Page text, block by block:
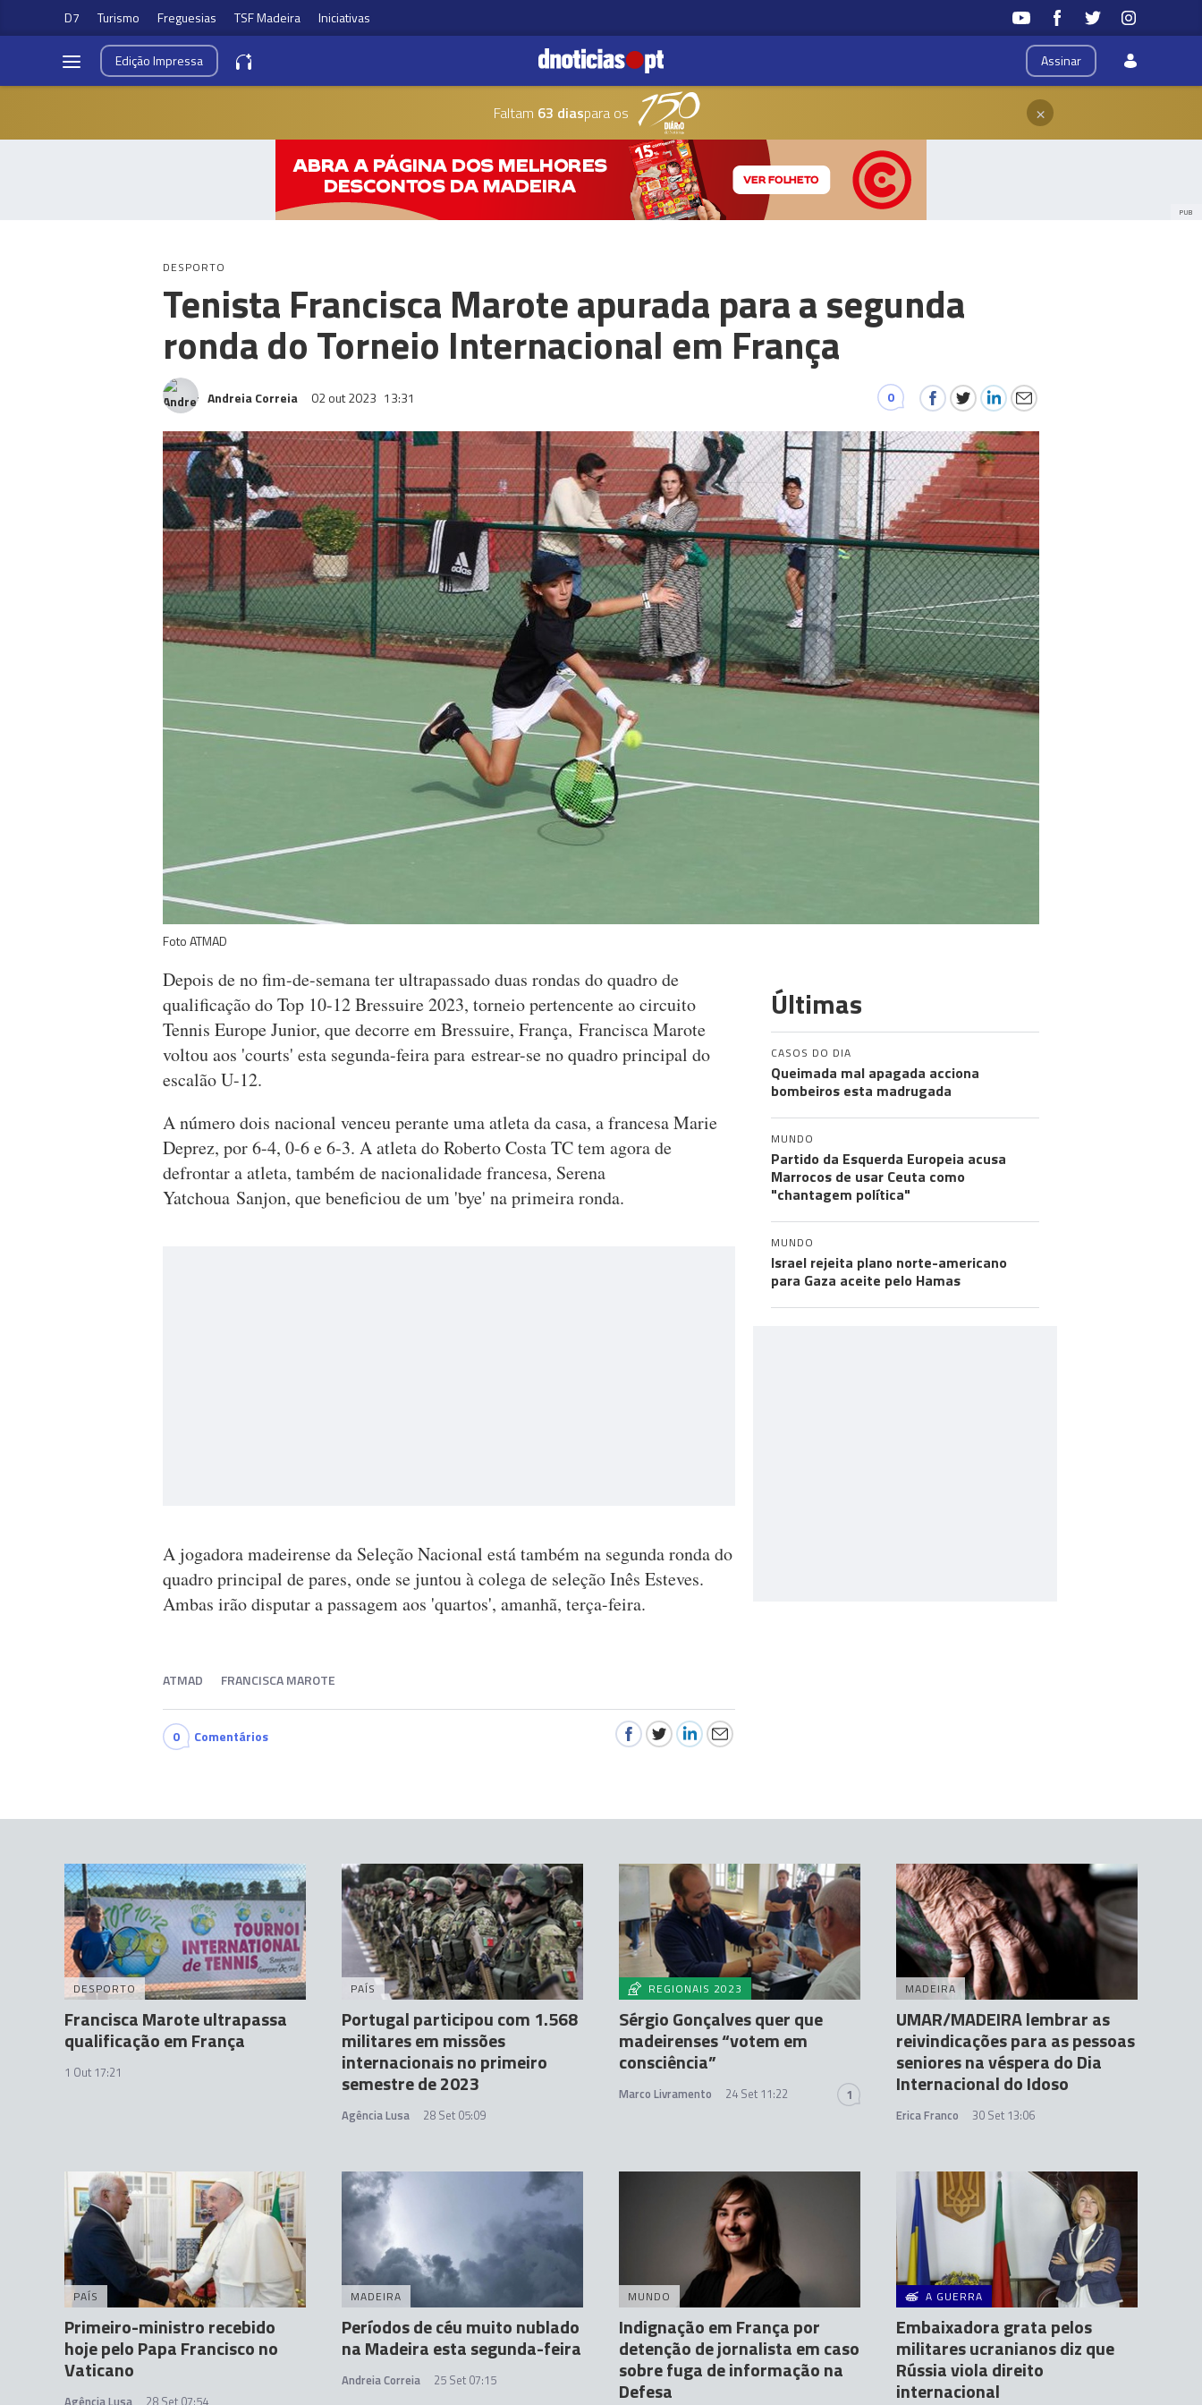
D7 Turismo Freguesias TSF Madeira Iniciativas
Assinar
EdiçãoImpressa
Faltam 63 diaspara os ×
PUB
DESPORTO
Tenista Francisca Marote apurada para a segunda
ronda do Torneio Internacional em França
Andreia Correia 02 out 2023 13:31 0
Foto ATMAD
Depois de no fim-de-semana ter ultrapassado duas rondas do quadro de
qualificação do Top 10-12 Bressuire 2023, torneio pertencente ao circuito
Tennis Europe Junior, que decorre em Bressuire, França, Francisca Marote
voltou aos 'courts' esta segunda-feira para estrear-se no quadro principal do
escalão U-12.
A número dois nacional venceu perante uma atleta da casa, a francesa Marie
Deprez, por 6-4, 0-6 e 6-3. A atleta do Roberto Costa TC tem agora de
defrontar a atleta, também de nacionalidade francesa, Serena
Yatchoua Sanjon, que beneficiou de um 'bye' na primeira ronda.
A jogadora madeirense da Seleção Nacional está também na segunda ronda do
quadro principal de pares, onde se juntou à colega de seleção Inês Esteves.
Ambas irão disputar a passagem aos 'quartos', amanhã, terça-feira.
ATMAD FRANCISCA MAROTE
0 Comentários
Últimas
CASOS DO DIA
Queimada mal apagada acciona
bombeiros esta madrugada
MUNDO
Partido da Esquerda Europeia acusa
Marrocos de usar Ceuta como
"chantagem política"
MUNDO
Israel rejeita plano norte-americano
para Gaza aceite pelo Hamas
DESPORTO
Francisca Marote ultrapassa
qualificação em França
1 Out 17:21
PAÍS
Portugal participou com 1.568
militares em missões
internacionais no primeiro
semestre de 2023
Agência Lusa 28 Set 05:09
REGIONAIS 2023
Sérgio Gonçalves quer que
madeirenses “votem em
consciência”
Marco Livramento 24 Set 11:22 1
MADEIRA
UMAR/MADEIRA lembrar as
reivindicações para as pessoas
seniores na véspera do Dia
Internacional do Idoso
Erica Franco 30 Set 13:06
PAÍS
Primeiro-ministro recebido
hoje pelo Papa Francisco no
Vaticano
Agência Lusa 28 Set 07:54
MADEIRA
Períodos de céu muito nublado
na Madeira esta segunda-feira
Andreia Correia 25 Set 07:15
MUNDO
Indignação em França por
detenção de jornalista em caso
sobre fuga de informação na
Defesa
A GUERRA
Embaixadora grata pelos
militares ucranianos diz que
Rússia viola direito
internacional